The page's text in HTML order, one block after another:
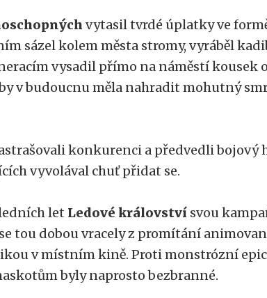
vytasil tvrdé úplatky ve
sázel kolem města stromy, vyráběl
vysadil přímo na náměstí kousek
v budoucnu měla nahradit mohutný
konkurenci a předvedli bojový
vyvolával chuť přidat se.
let Ledové království svou
tou dobou vracely z promítání
v místním kině. Proti monstrózní
byly naprosto bezbranné.